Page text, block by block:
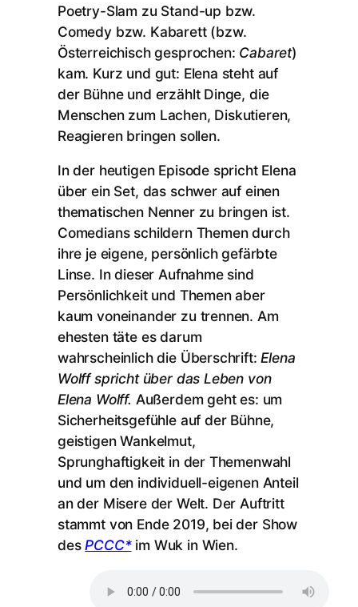
Poetry-Slam zu Stand-up bzw.
Comedy bzw. Kabarett (bzw.
Österreichisch gesprochen: Cabaret)
kam. Kurz und gut: Elena steht auf
der Bühne und erzählt Dinge, die
Menschen zum Lachen, Diskutieren,
Reagieren bringen sollen.
In der heutigen Episode spricht Elena
über ein Set, das schwer auf einen
thematischen Nenner zu bringen ist.
Comedians schildern Themen durch
ihre je eigene, persönlich gefärbte
Linse. In dieser Aufnahme sind
Persönlichkeit und Themen aber
kaum voneinander zu trennen. Am
ehesten täte es darum
wahrscheinlich die Überschrift:Elena
Wolff spricht über das Leben von
Elena Wolff. Außerdem geht es: um
Sicherheitsgefühle auf der Bühne,
geistigen Wankelmut,
Sprunghaftigkeit in der Themenwahl
und um den individuell-eigenen Anteil
an der Misere der Welt. Der Auftritt
stammt von Ende 2019, bei der Show
desPCCC*im Wuk in Wien.